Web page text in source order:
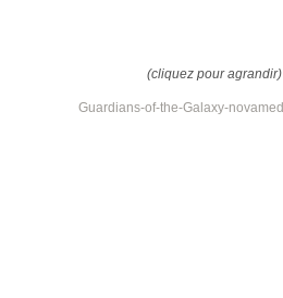
(cliquez pour agrandir)